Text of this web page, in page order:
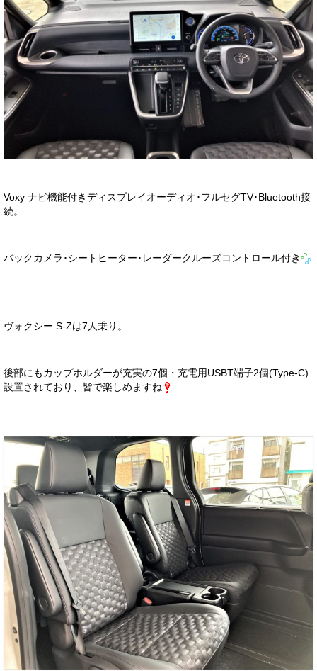
Voxy ナビ機能付きディスプレイオーディオ･フルセグTV･Bluetooth接
続。
バックカメラ･シートヒーター･レーダークルーズコントロール付き
ヴォクシー S-Zは7人乗り。
後部にもカップホルダーが充実の7個・充電用USBT端子2個(Type-C)
設置されており、皆で楽しめますね